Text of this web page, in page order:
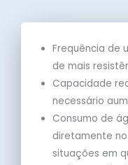
Frequência de
de mais
Capacidade
necessário
Consumo de
diretamente
situações em